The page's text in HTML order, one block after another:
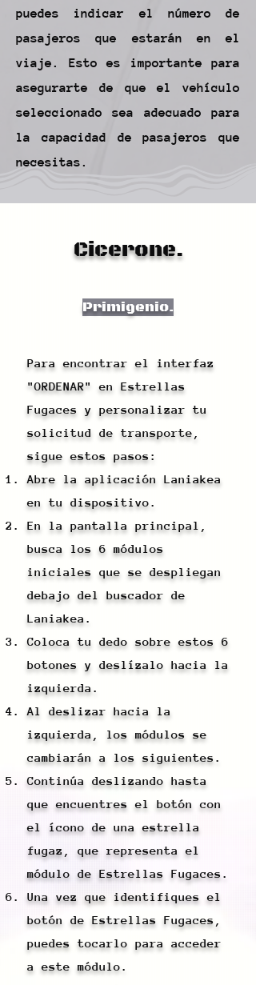
puedes indicar el número de
pasajeros que estarán en el
viaje. Esto es importante para
asegurarte de que el vehículo
seleccionado sea adecuado para
la capacidad de pasajeros que
necesitas.
Cicerone.
Primigenio.
Para encontrar el interfaz
"ORDENAR" en Estrellas
Fugaces y personalizar tu
solicitud de transporte,
sigue estos pasos:
Abre la aplicación Laniakea
en tu dispositivo.
En la pantalla principal,
busca los 6 módulos
iniciales que se despliegan
debajo del buscador de
Laniakea.
Coloca tu dedo sobre estos 6
botones y deslízalo hacia la
izquierda.
Al deslizar hacia la
izquierda, los módulos se
cambiarán a los siguientes.
Continúa deslizando hasta
que encuentres el botón con
el ícono de una estrella
fugaz, que representa el
módulo de Estrellas Fugaces.
Una vez que identifiques el
botón de Estrellas Fugaces,
puedes tocarlo para acceder
a este módulo.